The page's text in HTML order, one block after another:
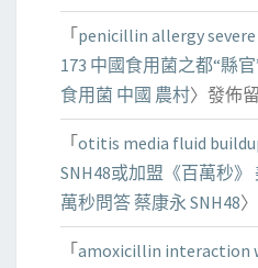
「 penicillin allergy
173 中國食用菌之都“縣
食用菌 中國 農村〉發佈
「 otitis media fluid
SNH48或加盟《百萬秒
萬秒問答 蔡康永 SNH48
「 amoxicillin interaction